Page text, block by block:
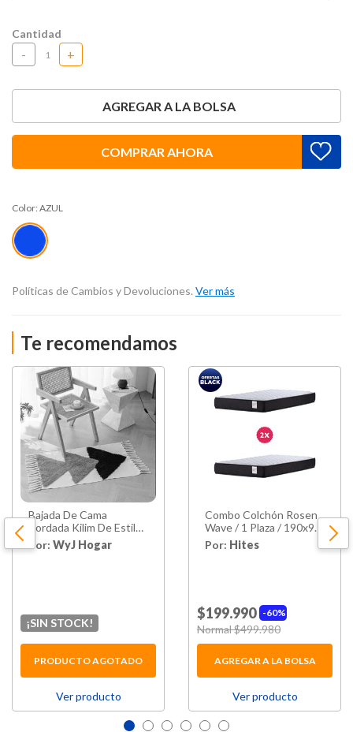
Cantidad
- +
AGREGAR A LA BOLSA
COMPRAR AHORA
Color: AZUL
Políticas de Cambios y Devoluciones. Ver más
Te recomendamos
Bajada De Cama
Bordada Kilim De Estilo
Etnico 60x90cm Md74
Por: WyJ Hogar
¡SIN STOCK!
PRODUCTO AGOTADO
Ver producto
Combo Colchón Rosen
Wave / 1 Plaza / 190x90
Cm
Por: Hites
60%
$199.990
Price reduced from
Normal $499.980
AGREGAR A LA BOLSA
Ver producto